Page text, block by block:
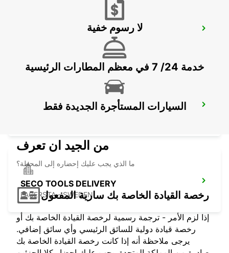
LUDVIKA
SECO TOOLS DELIVERY
FAGERSTA - SWEDEN
لا رسوم خفية
خدمة 24/ 7 في معظم المطارات الرئيسية
السيارات المستأجرة الجديدة فقط
من الجيد ان تعرف
ما الذي يجب عليك إحضاره إلى المحطة؟
رخصة القيادة الخاصة بك سارية المفعول
إذا لزم الأمر - ترجمة رسمية لرخصة القيادة الخاصة بك أو
رخصة قيادة دولية للسائق الرئيسي وأي سائق إضافي.
يرجى ملاحظة أنه إذا كانت رخصة القيادة الخاصة بك